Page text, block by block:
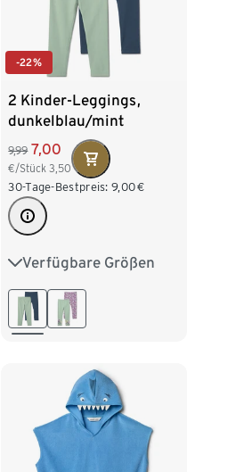
-22%
2 Kinder-Leggings,
dunkelblau/mint
9,99 7,00
€/Stück3,50
30-Tage-Bestpreis: 9,00€
Verfügbare Größen
50/56 62/68 74/80
86/92 98/104